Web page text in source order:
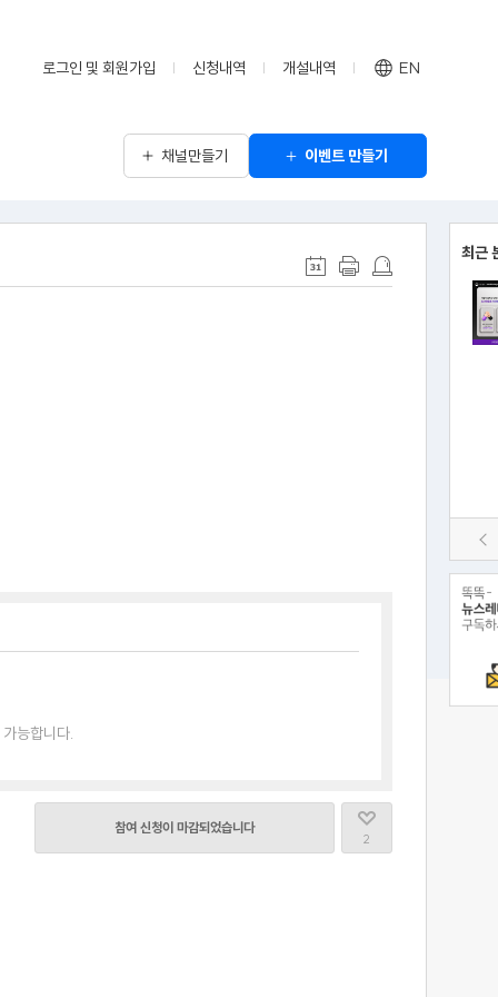
로그인 및 회원가입 신청내역 개설내역 EN
채널만들기 이벤트 만들기
최근
능합니다.
2
참여 신청이 마감되었습니다